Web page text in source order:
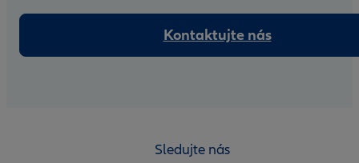
Kontaktujte nás
Sledujte nás